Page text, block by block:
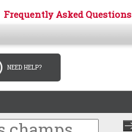
Frequently Asked Questions
NEED HELP?